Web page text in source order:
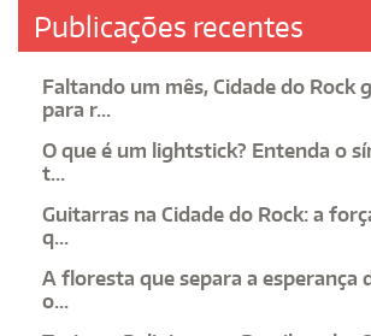
Publicações recentes
Faltando um mês, Cidade do Rock
para r...
O que é um lightstick? Entenda o
t...
Guitarras na Cidade do Rock: a
q...
A floresta que separa a esperança
o...